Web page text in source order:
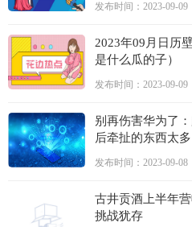
发布时间：2023-09-09
2023年09月日历
是什么瓜的子）
发布时间：2023-09-09
别再伤害华为了
后牵扯的东西太多
发布时间：2023-09-08
古井贡酒上半年
挑战犹存